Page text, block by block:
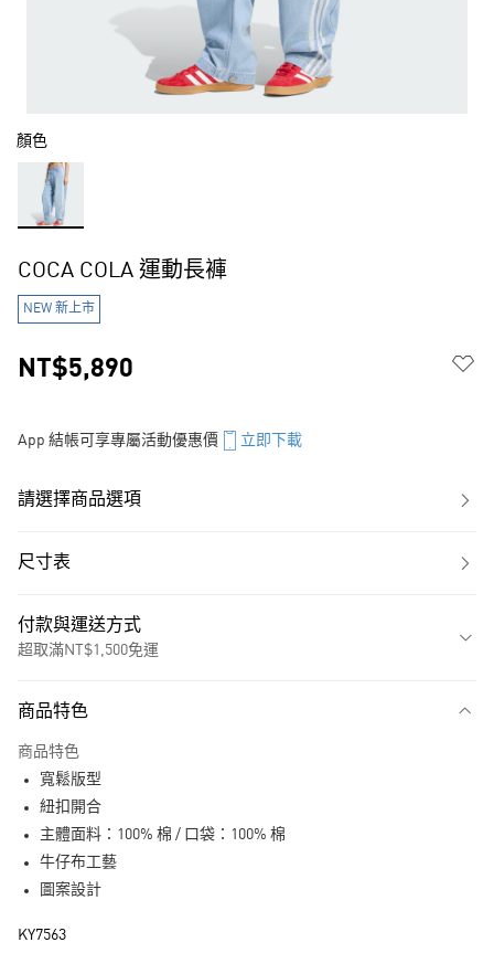
顏色
COCA COLA 運動長褲
NEW 新上市
NT$5,890
App 結帳可享專屬活動優惠價 立即下載
請選擇商品選項
尺寸表
付款與運送方式
超取滿NT$1,500免運
LINE Pay
全家取貨付款
商品特色
商品特色
寬鬆版型
紐扣開合
主體面料：100% 棉 / 口袋：100% 棉
牛仔布工藝
圖案設計
KY7563